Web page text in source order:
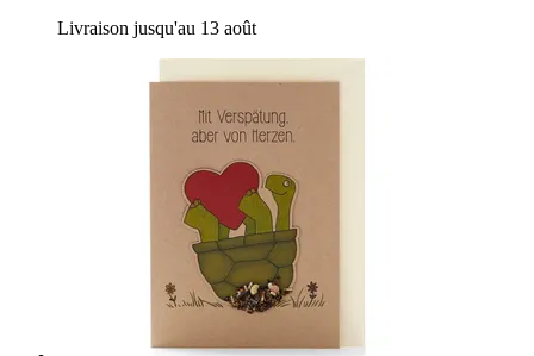
Livraison jusqu'au 13 août